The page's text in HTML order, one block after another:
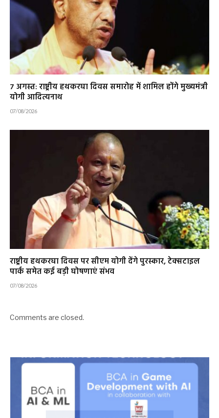
7 अगस्त: राष्ट्रीय हथकरघा दिवस समारोह में शामिल होंगे मुख्यमंत्री
योगी आदित्यनाथ
07/08/2026
राष्ट्रीय हथकरघा दिवस पर सीएम योगी देंगे पुरस्कार, टेक्सटाइल
पार्क समेत कई बड़ी घोषणाएं संभव
07/08/2026
Comments are closed.